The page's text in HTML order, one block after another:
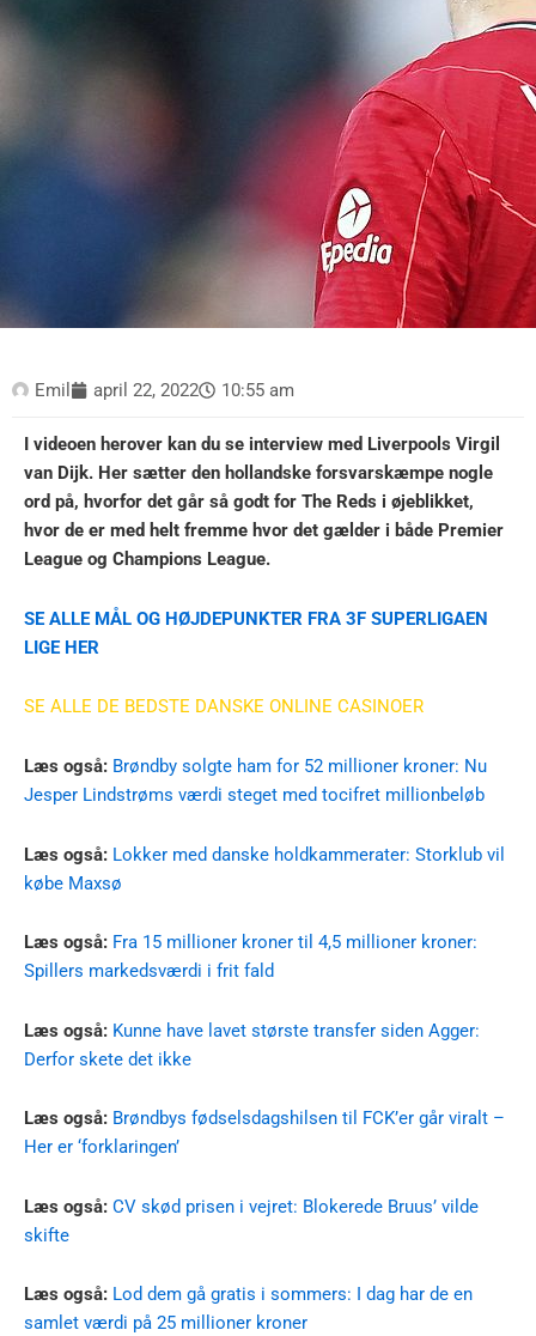
Emil april 22, 2022 10:55 am
I videoen herover kan du se interview med Liverpools Virgil
van Dijk. Her sætter den hollandske forsvarskæmpe nogle
ord på, hvorfor det går så godt for The Reds i øjeblikket,
hvor de er med helt fremme hvor det gælder i både Premier
League og Champions League.
SE ALLE MÅL OG HØJDEPUNKTER FRA 3F SUPERLIGAEN
LIGE HER
SE ALLE DE BEDSTE DANSKE ONLINE CASINOER
Læs også: Brøndby solgte ham for 52 millioner kroner: Nu
Jesper Lindstrøms værdi steget med tocifret millionbeløb
Læs også: Lokker med danske holdkammerater: Storklub vil
købe Maxsø
Læs også: Fra 15 millioner kroner til 4,5 millioner kroner:
Spillers markedsværdi i frit fald
Læs også: Kunne have lavet største transfer siden Agger:
Derfor skete det ikke
Læs også: Brøndbys fødselsdagshilsen til FCK’er går viralt –
Her er ‘forklaringen’
Læs også: CV skød prisen i vejret: Blokerede Bruus’ vilde
skifte
Læs også: Lod dem gå gratis i sommers: I dag har de en
samlet værdi på 25 millioner kroner